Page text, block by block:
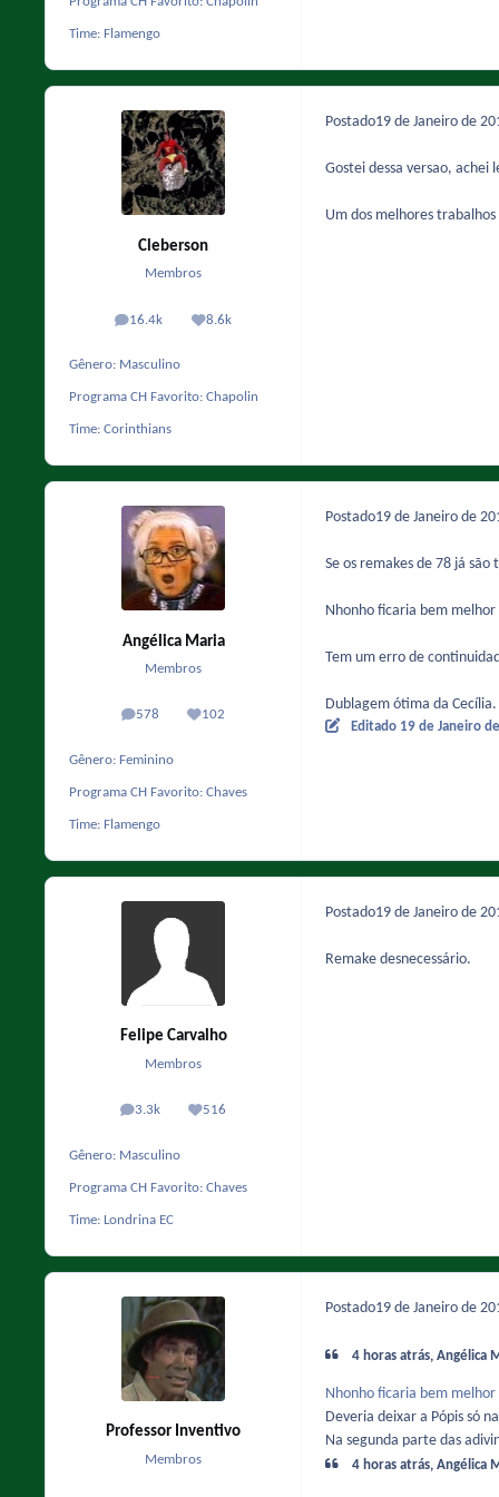
Time: Flamengo
Cleberson
Membros
16.4k
posts 8.6k
Reputação
Gênero: Masculino
Programa CH Favorito: Chapolin
Time: Corinthians
Postado19 de Janeiro de
Gostei dessa versao,
Um dos melhores
Angélica Maria
Membros
578
posts 102
Reputação
Gênero: Feminino
Programa CH Favorito: Chaves
Time: Flamengo
Postado19 de Janeiro de
Se os remakes de 78 já
Nhonho ficaria bem
Tem um erro de
Dublagem ótima da Cecília.
Editado 19 de Janeiro
Felipe Carvalho
Membros
3.3k
posts 516
Reputação
Gênero: Masculino
Programa CH Favorito: Chaves
Time: Londrina EC
Postado19 de Janeiro de
Remake desnecessário.
Professor Inventivo
Membros
Postado19 de Janeiro de
4 horas atrás, Angélica
Nhonho ficaria bem melhor
Deveria deixar a Pópis só
Na segunda parte das
4 horas atrás, Angélica